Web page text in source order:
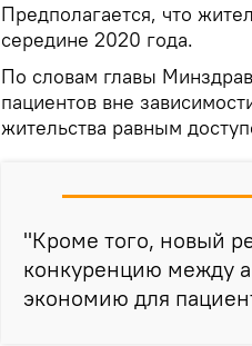
Предполагается, что
середине 2020 года.
По словам главы
пациентов вне
жительства равным
"Кроме того, новый
конкуренцию между
экономию для